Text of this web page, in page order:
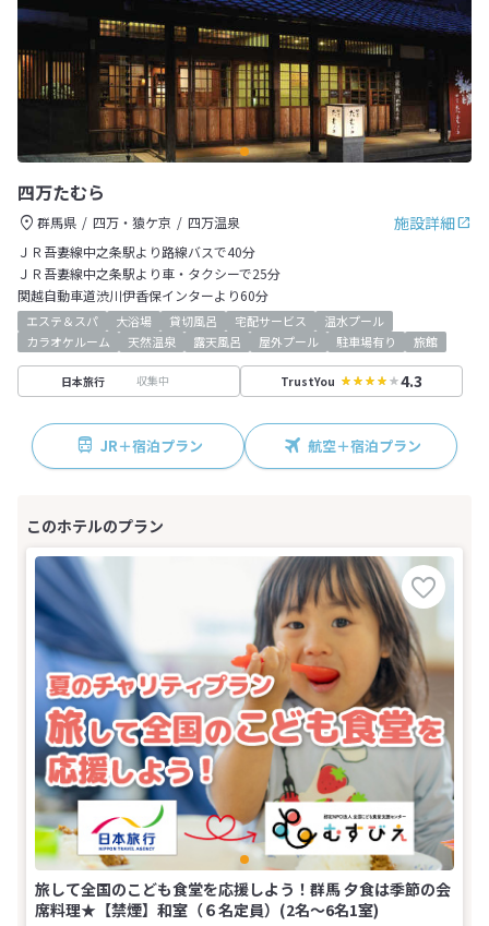
四万たむら
施設詳細
群馬県 四万・猿ケ京
四万温泉
ＪＲ吾妻線中之条駅より路線バスで40分
ＪＲ吾妻線中之条駅より車・タクシーで25分
関越自動車道渋川伊香保インターより60分
エステ＆スパ 大浴場 貸切風呂 宅配サービス
温水プール
カラオケルーム
天然温泉 露天風呂 屋外プール 駐車場有り 旅館
日本旅行 収集中 TrustYou 4.3
JR＋宿泊プラン 航空＋宿泊プラン
旅して全国のこども食堂を応援しよう！群馬 夕食は季節の会
席料理★【禁煙】和室（６名定員）(2名～6名1室)